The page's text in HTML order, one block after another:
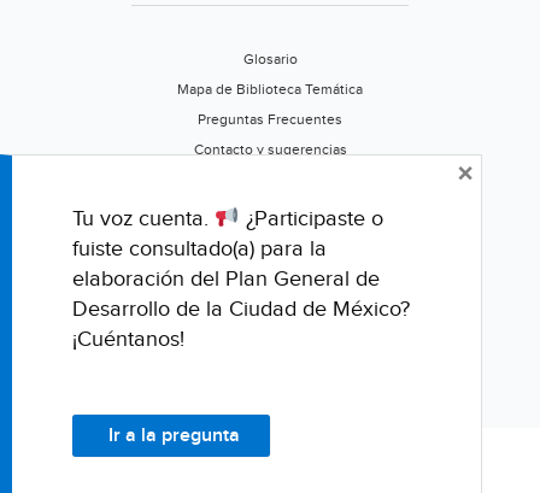
Glosario
Mapa de Biblioteca Temática
Preguntas Frecuentes
Contacto y sugerencias
Califica este portal
Tu voz cuenta.
¿Participaste o
fuiste consultado(a) para la
elaboración del Plan General de
Desarrollo de la Ciudad de México?
¡Cuéntanos!
Ir a la pregunta
×